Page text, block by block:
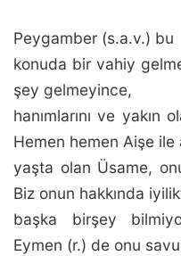
Peygamber (s.a.v.) bu
konuda bir vahiy
şey gelmeyince,
hanımlarını ve
Hemen hemen Aişe ile
yaşta olan Üsame,
Biz onun hakkında
başka birşey
Eymen (r.) de onu